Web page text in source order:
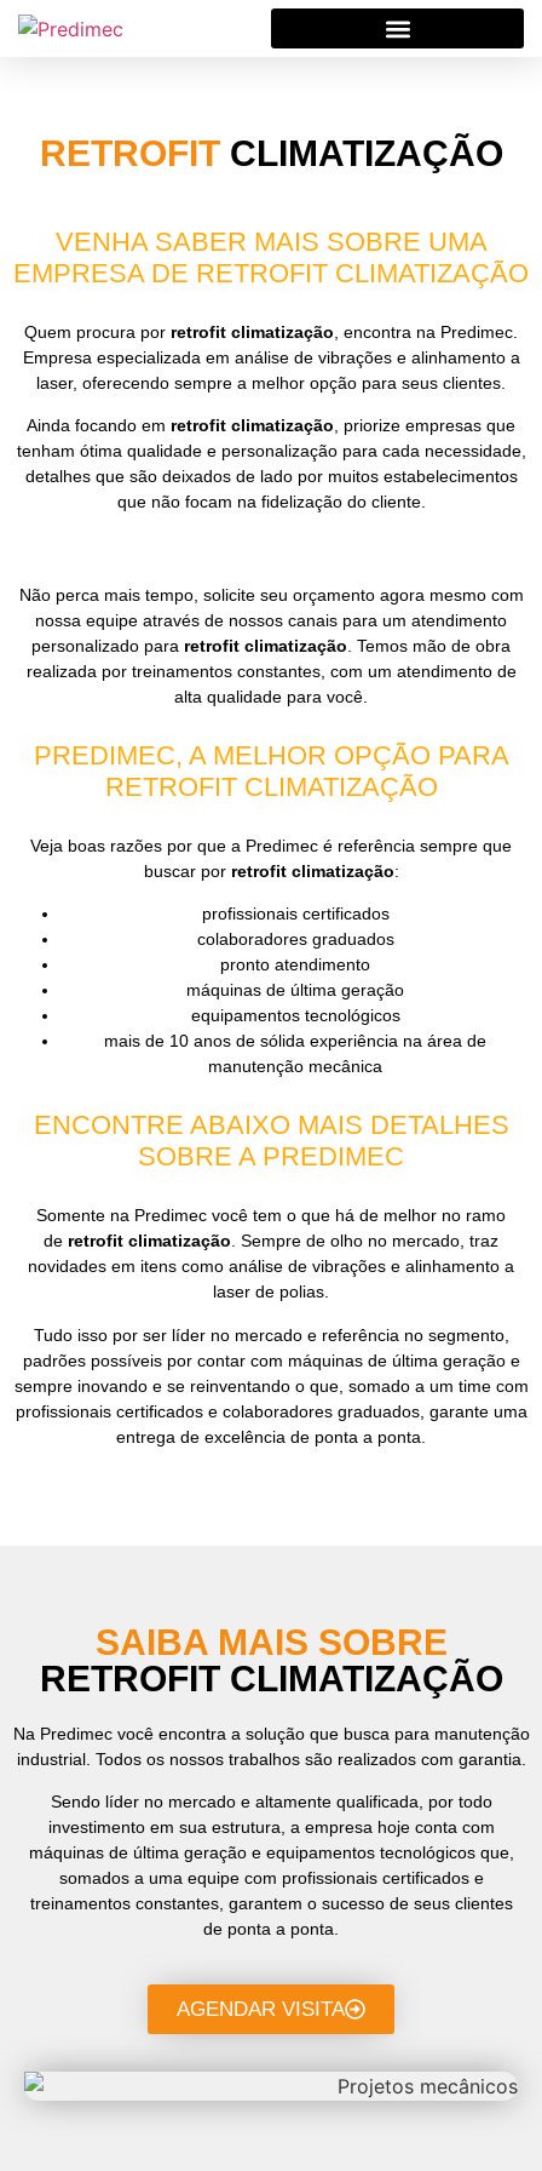
RETROFIT CLIMATIZAÇÃO
VENHA SABER MAIS SOBRE UMA
EMPRESA DE RETROFIT CLIMATIZAÇÃO
Quem procura por retrofit climatização , encontra na Predimec.
Empresa especializada em análise de vibrações e alinhamento a
laser, oferecendo sempre a melhor opção para seus clientes.
Ainda focando em retrofit climatização, priorize empresas que
tenham ótima qualidade e personalização para cada necessidade,
detalhes que são deixados de lado por muitos estabelecimentos
que não focam na fidelização do cliente.
Não perca mais tempo, solicite seu orçamento agora mesmo com
nossa equipe através de nossos canais para um atendimento
personalizado para retrofit climatização . Temos mão de obra
realizada por treinamentos constantes, com um atendimento de
alta qualidade para você.
PREDIMEC, A MELHOR OPÇÃO PARA
RETROFIT CLIMATIZAÇÃO
Veja boas razões por que a Predimec é referência sempre que
buscar por retrofit climatização:
profissionais certificados
colaboradores graduados
pronto atendimento
máquinas de última geração
equipamentos tecnológicos
mais de 10 anos de sólida experiência na área de
manutenção mecânica
ENCONTRE ABAIXO MAIS DETALHES
SOBRE A PREDIMEC
Somente na Predimec você tem o que há de melhor no ramo
de retrofit climatização . Sempre de olho no mercado, traz
novidades em itens como análise de vibrações e alinhamento a
laser de polias.
Tudo isso por ser líder no mercado e referência no segmento,
padrões possíveis por contar com máquinas de última geração e
sempre inovando e se reinventando o que, somado a um time com
profissionais certificados e colaboradores graduados, garante uma
entrega de excelência de ponta a ponta.
SAIBA MAIS SOBRE
RETROFIT CLIMATIZAÇÃO
Na Predimec você encontra a solução que busca para manutenção
industrial. Todos os nossos trabalhos são realizados com garantia.
Sendo líder no mercado e altamente qualificada, por todo
investimento em sua estrutura, a empresa hoje conta com
máquinas de última geração e equipamentos tecnológicos que,
somados a uma equipe com profissionais certificados e
treinamentos constantes, garantem o sucesso de seus clientes
de ponta a ponta.
AGENDAR VISITA